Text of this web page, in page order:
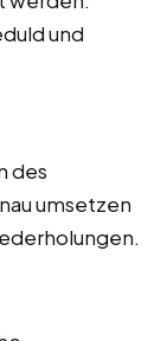
und
des
umsetzen